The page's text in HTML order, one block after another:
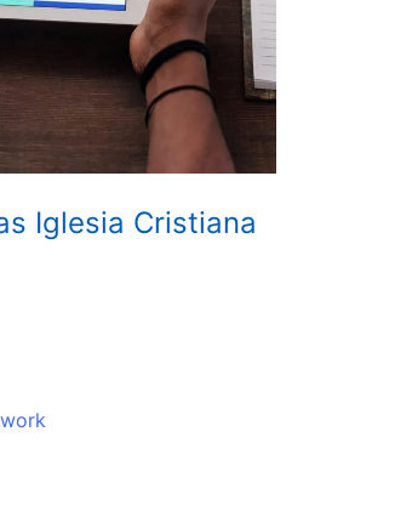
Iglesia Cristiana